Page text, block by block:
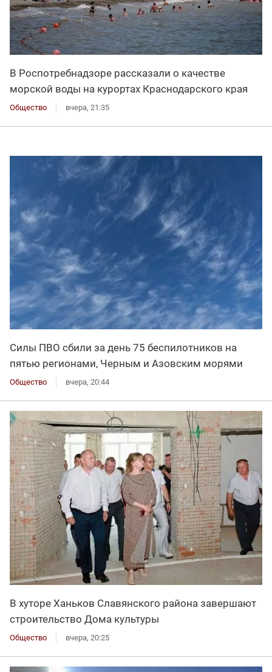
В Роспотребнадзоре рассказали о качестве
морской воды на курортах Краснодарского края
Общество вчера, 21:35
Силы ПВО сбили за день 75 беспилотников на
пятью регионами, Черным и Азовским морями
Общество вчера, 20:44
В хуторе Ханьков Славянского района завершают
строительство Дома культуры
Общество вчера, 20:25